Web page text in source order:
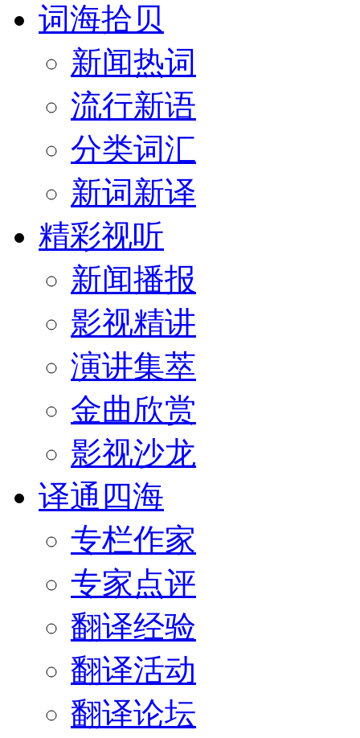
词海拾贝
新闻热词
流行新语
分类词汇
新词新译
精彩视听
新闻播报
影视精讲
演讲集萃
金曲欣赏
影视沙龙
译通四海
专栏作家
专家点评
翻译经验
翻译活动
翻译论坛